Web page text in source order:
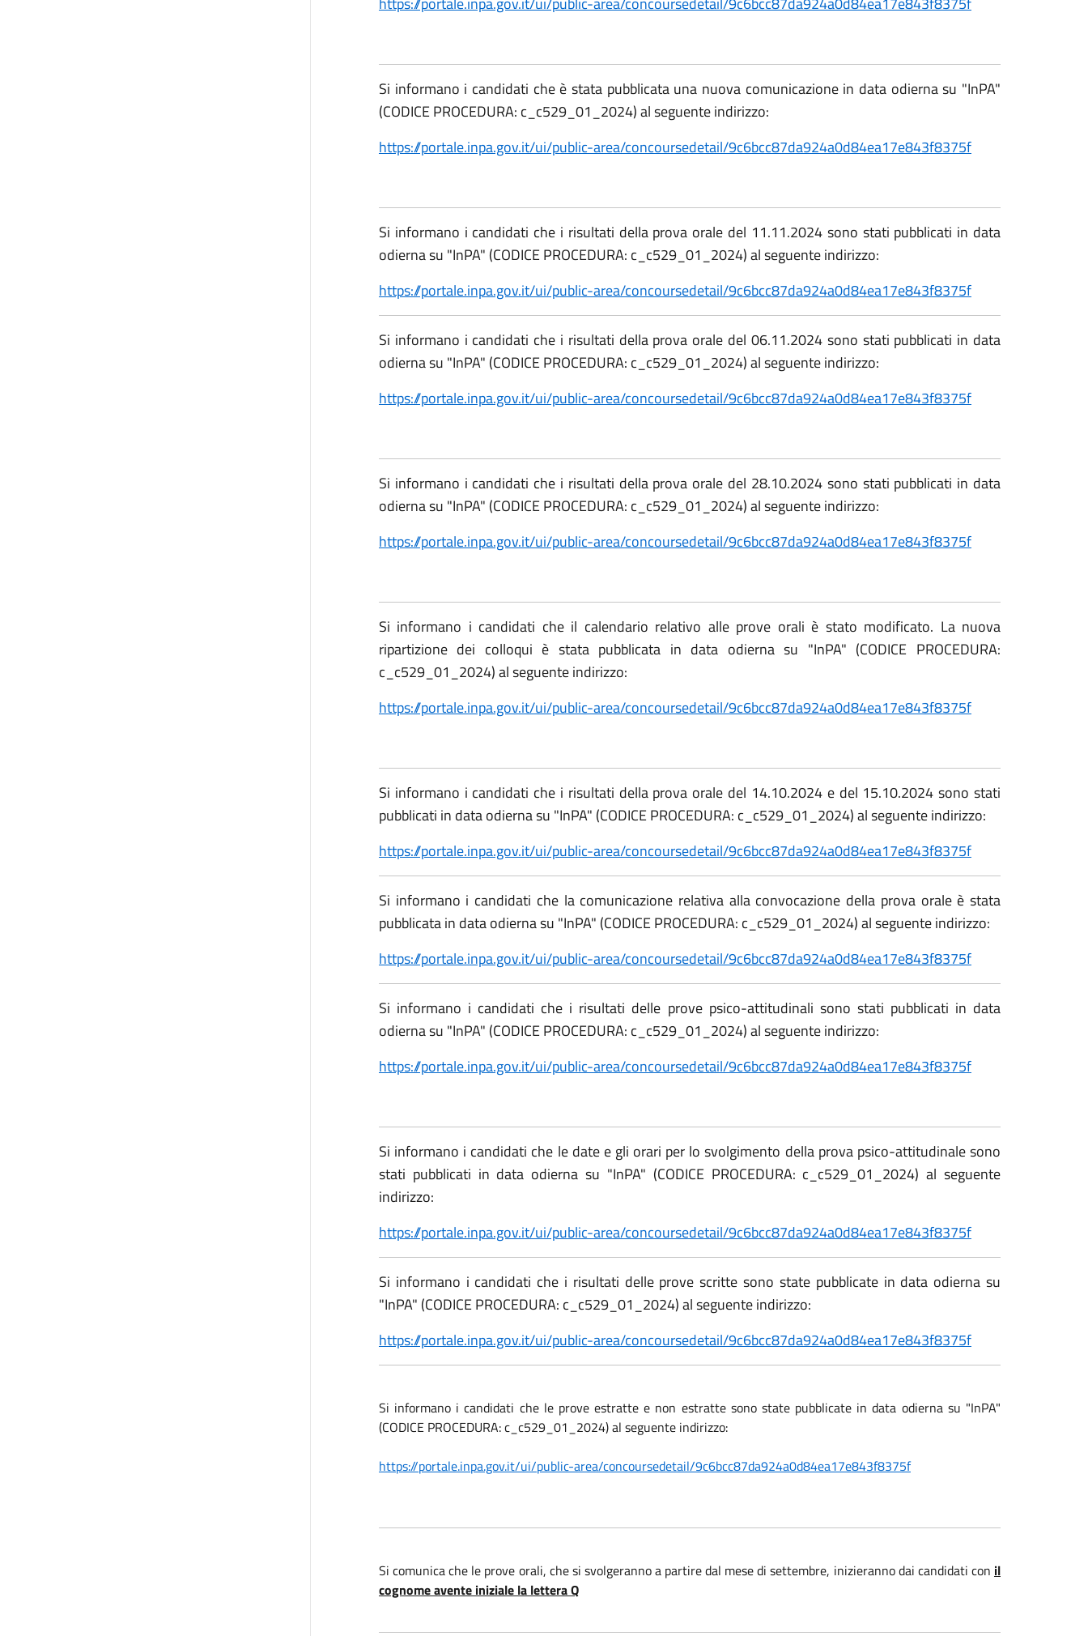
Si informano i candidati che è stata pubblicata una nuova comunicazione in data odierna su "InPA"
(CODICE PROCEDURA: c_c529_01_2024) al seguente indirizzo:
https://portale.inpa.gov.it/ui/public-area/concoursedetail/9c6bcc87da924a0d84ea17e843f8375f
Si informano i candidati che i risultati della prova orale del 11.11.2024 sono stati pubblicati in data
odierna su "InPA" (CODICE PROCEDURA: c_c529_01_2024) al seguente indirizzo:
https://portale.inpa.gov.it/ui/public-area/concoursedetail/9c6bcc87da924a0d84ea17e843f8375f
Si informano i candidati che i risultati della prova orale del 06.11.2024 sono stati pubblicati in data
odierna su "InPA" (CODICE PROCEDURA: c_c529_01_2024) al seguente indirizzo:
https://portale.inpa.gov.it/ui/public-area/concoursedetail/9c6bcc87da924a0d84ea17e843f8375f
Si informano i candidati che i risultati della prova orale del 28.10.2024 sono stati pubblicati in data
odierna su "InPA" (CODICE PROCEDURA: c_c529_01_2024) al seguente indirizzo:
https://portale.inpa.gov.it/ui/public-area/concoursedetail/9c6bcc87da924a0d84ea17e843f8375f
Si informano i candidati che il calendario relativo alle prove orali è stato modificato. La nuova
ripartizione dei colloqui è stata pubblicata in data odierna su "InPA" (CODICE PROCEDURA:
c_c529_01_2024) al seguente indirizzo:
https://portale.inpa.gov.it/ui/public-area/concoursedetail/9c6bcc87da924a0d84ea17e843f8375f
Si informano i candidati che i risultati della prova orale del 14.10.2024 e del 15.10.2024 sono stati
pubblicati in data odierna su "InPA" (CODICE PROCEDURA: c_c529_01_2024) al seguente indirizzo:
https://portale.inpa.gov.it/ui/public-area/concoursedetail/9c6bcc87da924a0d84ea17e843f8375f
Si informano i candidati che la comunicazione relativa alla convocazione della prova orale è stata
pubblicata in data odierna su "InPA" (CODICE PROCEDURA: c_c529_01_2024) al seguente indirizzo:
https://portale.inpa.gov.it/ui/public-area/concoursedetail/9c6bcc87da924a0d84ea17e843f8375f
Si informano i candidati che i risultati delle prove psico-attitudinali sono stati pubblicati in data
odierna su "InPA" (CODICE PROCEDURA: c_c529_01_2024) al seguente indirizzo:
https://portale.inpa.gov.it/ui/public-area/concoursedetail/9c6bcc87da924a0d84ea17e843f8375f
Si informano i candidati che le date e gli orari per lo svolgimento della prova psico-attitudinale sono
stati pubblicati in data odierna su "InPA" (CODICE PROCEDURA: c_c529_01_2024) al seguente
indirizzo:
https://portale.inpa.gov.it/ui/public-area/concoursedetail/9c6bcc87da924a0d84ea17e843f8375f
Si informano i candidati che i risultati delle prove scritte sono state pubblicate in data odierna su
"InPA" (CODICE PROCEDURA: c_c529_01_2024) al seguente indirizzo:
https://portale.inpa.gov.it/ui/public-area/concoursedetail/9c6bcc87da924a0d84ea17e843f8375f
Si informano i candidati che le prove estratte e non estratte sono state pubblicate in data odierna su "InPA"
(CODICE PROCEDURA: c_c529_01_2024) al seguente indirizzo:
https://portale.inpa.gov.it/ui/public-area/concoursedetail/9c6bcc87da924a0d84ea17e843f8375f
Si comunica che le prove orali, che si svolgeranno a partire dal mese di settembre, inizieranno dai candidati con il
cognome avente iniziale la lettera Q